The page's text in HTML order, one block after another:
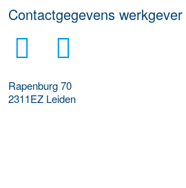
Contactgegevens werkgever
Rapenburg 70
2311EZ Leiden